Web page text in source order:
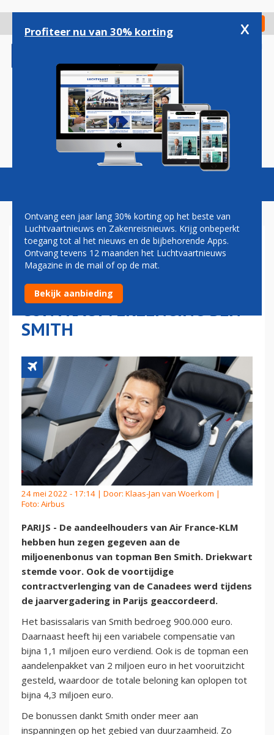
gaan
Check in
Magazine Podcasts Vacatures
AANDEELHOUDERS AIR
FRANCE-KLM AKKOORD MET
BONUS EN
CONTRACTVERLENGING BEN
SMITH
24 mei 2022 - 17:14 | Door: Klaas-Jan van Woerkom |
Foto: Airbus
PARIJS - De aandeelhouders van Air France-KLM
hebben hun zegen gegeven aan de
miljoenenbonus van topman Ben Smith. Driekwart
stemde voor. Ook de voortijdige
contractverlenging van de Canadees werd tijdens
de jaarvergadering in Parijs geaccordeerd.
Het basissalaris van Smith bedroeg 900.000 euro.
Daarnaast heeft hij een variabele compensatie van
bijna 1,1 miljoen euro verdiend. Ook is de topman een
aandelenpakket van 2 miljoen euro in het vooruitzicht
gesteld, waardoor de totale beloning kan oplopen tot
bijna 4,3 miljoen euro.
De bonussen dankt Smith onder meer aan
inspanningen op het gebied van duurzaamheid. Zo
Profiteer nu van 30% korting x
Ontvang een jaar lang 30% korting op het beste van
Luchtvaartnieuws en Zakenreisnieuws. Krijg onbeperkt
toegang tot al het nieuws en de bijbehorende Apps.
Ontvang tevens 12 maanden het Luchtvaartnieuws
Magazine in de mail of op de mat.
Bekijk aanbieding